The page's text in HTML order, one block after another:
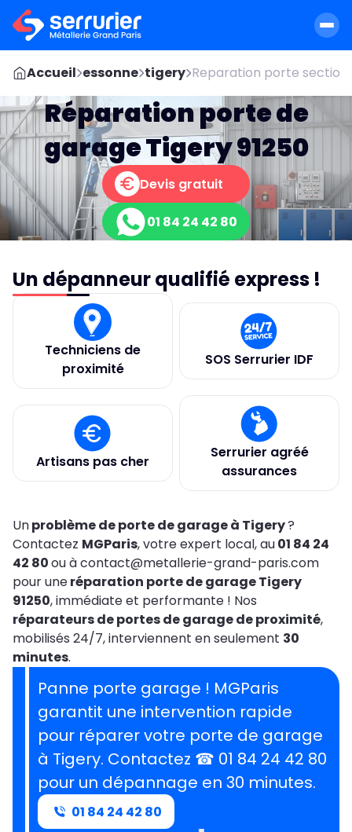
Accueil essonne tigery Reparation porte
Réparation porte de
garage Tigery 91250
Devis gratuit
01 84 24 42 80
Un dépanneur qualifié express !
Techniciens de
proximité
SOS Serrurier IDF
Artisans pas cher
Serrurier agréé
assurances
Unproblème de porte de garage à Tigery?
Contactez MGParis, votre expert local, au01 84 24
42 80ou à contact@metallerie-grand-paris.com
pour uneréparation porte de garage Tigery
91250, immédiate et performante ! Nos
réparateurs de portes de garage de proximité,
mobilisés 24/7, interviennent en seulement 30
minutes.
Panne porte garage ! MGParis
garantit une intervention rapide
pour réparer votre porte de garage
à Tigery. Contactez ☎ 01 84 24 42 80
pour un dépannage en 30 minutes.
01 84 24 42 80